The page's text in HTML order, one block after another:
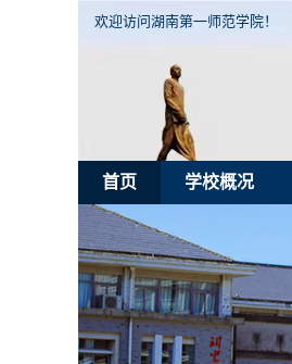
欢迎访问湖南第一师范学院！
首页 学校概况